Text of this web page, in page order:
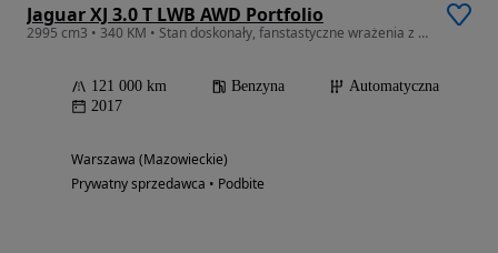
Jaguar XJ 3.0 T LWB AWD Portfolio
2995 cm3 • 340 KM • Stan doskonały, fanstastyczne wrażenia z jazdy
121 000 km Benzyna
Automatyczna
2017
Warszawa (Mazowieckie)
Prywatny sprzedawca • Podbite